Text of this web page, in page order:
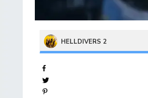
HELLDIVERS 2